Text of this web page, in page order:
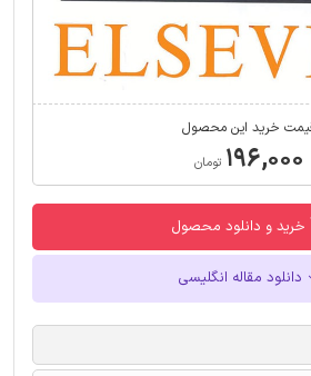
خرید این محصول
۱۹۶,۰۰۰ تومان
خرید و دانلود محصول
دانلود مقاله انگلیسی